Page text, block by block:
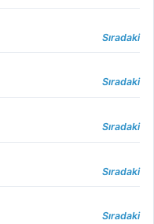
Sıradaki
Sıradaki
Sıradaki
Sıradaki
Sıradaki